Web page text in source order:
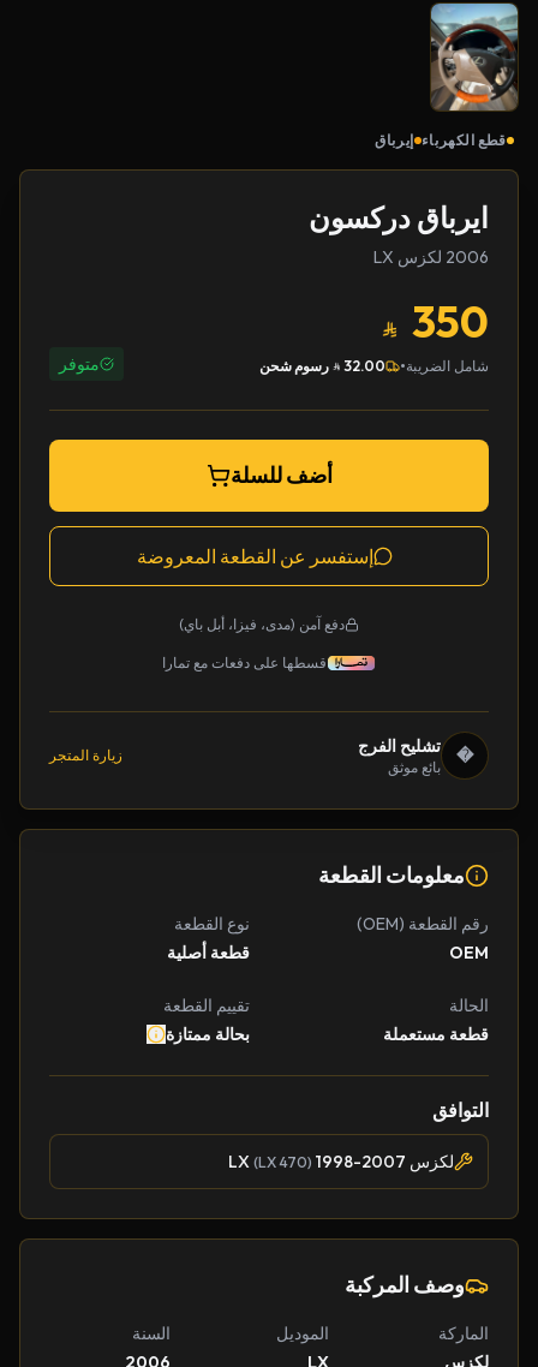
قطع الكهرباء إيرباق
ايرباق دركسون
2006 لكزس LX
350
شامل الضريبة•
32.00 رسوم شحن متوفر
أضف للسلة
إستفسر عن القطعة المعروضة
دفع آمن (مدى، فيزا، أبل باي)
قسطها على دفعات مع تمارا
� تشليح الفرج
بائع موثق
زيارة المتجر
معلومات القطعة
رقم القطعة (OEM)
OEM
نوع القطعة
قطعة أصلية
الحالة
قطعة مستعملة
تقييم القطعة
بحالة ممتازة
التوافق
لكزس LX (LX 470) 1998-2007
وصف المركبة
الماركة
الموديل
السنة